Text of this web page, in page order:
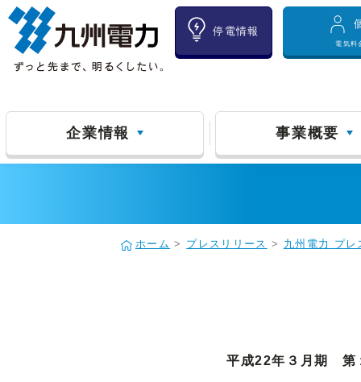
停電情報
電気料
企業情報 事業概要
ホーム > プレスリリース > 九州電力 プレ
平成22年３月期 第